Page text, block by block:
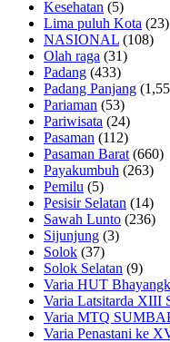
Kesehatan (5)
Lima puluh Kota (23)
NASIONAL (108)
Olah raga (31)
Padang (433)
Padang Panjang
Pariaman (53)
Pariwisata (24)
Pasaman (112)
Pasaman Barat (660)
Payakumbuh (263)
Pemilu (5)
Pesisir Selatan (14)
Sawah Lunto (236)
Sijunjung (3)
Solok (37)
Solok Selatan (9)
Varia HUT
Varia Latsitarda XIII
Varia MTQ
Varia Penastani ke